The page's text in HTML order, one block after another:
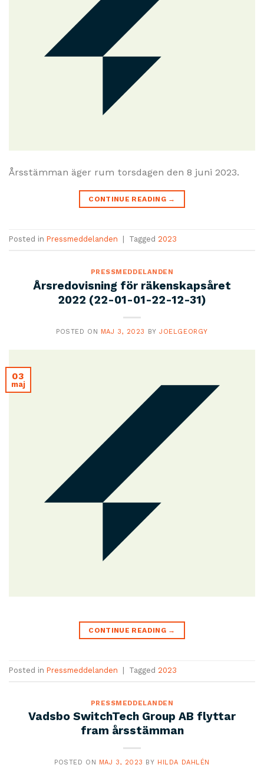
Årsstämman äger rum torsdagen den 8 juni 2023.
CONTINUE READING →
Posted in Pressmeddelanden Tagged 2023
PRESSMEDDELANDEN
Årsredovisning för räkenskapsåret
2022 (22-01-01-22-12-31)
POSTED ON MAJ 3, 2023 BYJOELGEORGY
03
maj
CONTINUE READING →
Posted in Pressmeddelanden Tagged 2023
PRESSMEDDELANDEN
Vadsbo SwitchTech Group AB flyttar
fram årsstämman
POSTED ON MAJ 3, 2023 BY HILDA DAHLÉN